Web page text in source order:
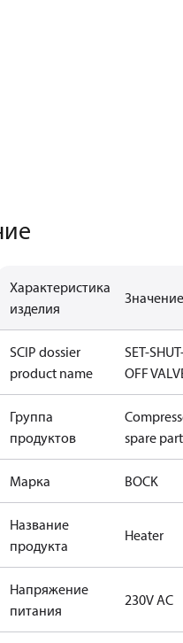
Характеристика
изделия
Значение
SCIP dossier
product name
SET-
OFF
Группа
продуктов
spare
Марка BOCK
Название
продукта
Heater
Напряжение
питания
230V AC